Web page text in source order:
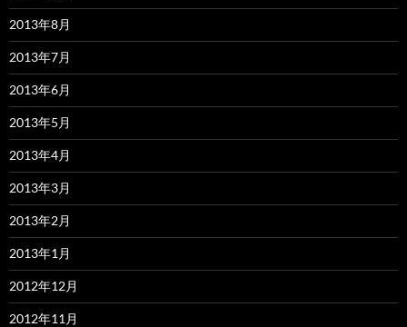
2013年8月
2013年7月
2013年6月
2013年5月
2013年4月
2013年3月
2013年2月
2013年1月
2012年12月
2012年11月